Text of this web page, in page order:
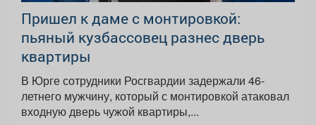
Пришел к даме с монтировкой:
пьяный кузбассовец разнес дверь
квартиры
В Юрге сотрудники Росгвардии задержали 46-
летнего мужчину, который с монтировкой атаковал
входную дверь чужой квартиры,...